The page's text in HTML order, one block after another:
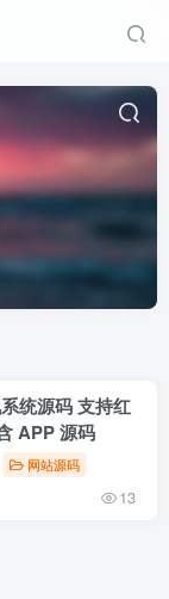
统源码 支持红
APP 源码
网站源码
13